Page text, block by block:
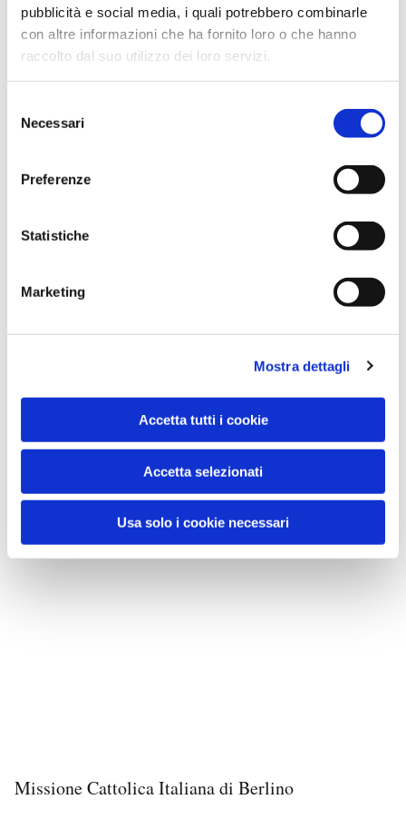
pubblicità e social media, i quali potrebbero combinarle
con altre informazioni che ha fornito loro o che hanno
raccolto dal suo utilizzo dei loro servizi.
delNecessari
Preferenze
Statistiche
Marketing
Mostra dettagli
Accetta tutti i cookie
Accetta selezionati
Usa solo i cookie necessari
Missione Cattolica Italiana di Berlino